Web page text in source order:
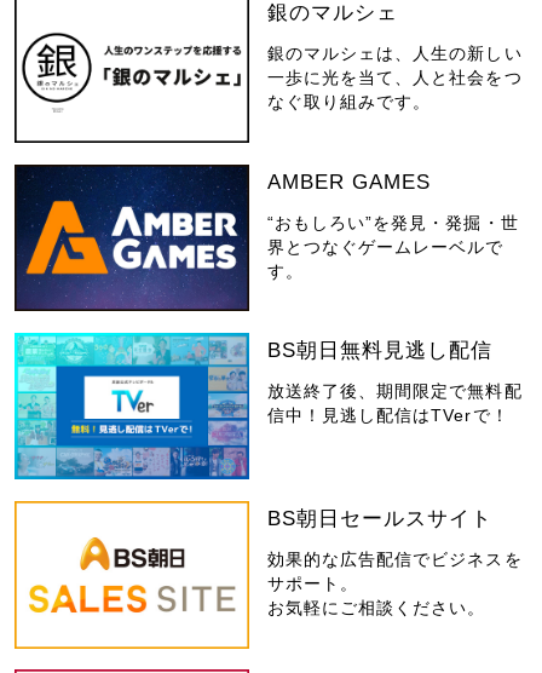
銀のマルシェ
銀のマルシェは、人生の新しい
一歩に光を当て、人と社会をつ
なぐ取り組みです。
AMBER GAMES
“おもしろい”を発見・発掘・世
界とつなぐゲームレーベルで
す。
BS朝日無料見逃し配信
放送終了後、期間限定で無料配
信中！見逃し配信はTVerで！
BS朝日セールスサイト
効果的な広告配信でビジネスを
サポート。
お気軽にご相談ください。